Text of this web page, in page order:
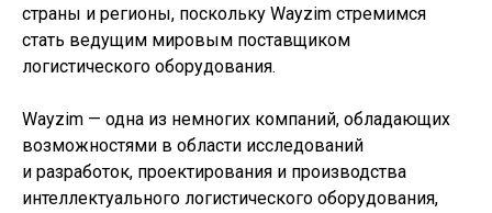
страны и регионы, поскольку Wayzim стремимся
стать ведущим мировым поставщиком
логистического оборудования.
Wayzim — одна из немногих компаний, обладающих
возможностями в области исследований
и разработок, проектирования и производства
интеллектуального логистического оборудования,